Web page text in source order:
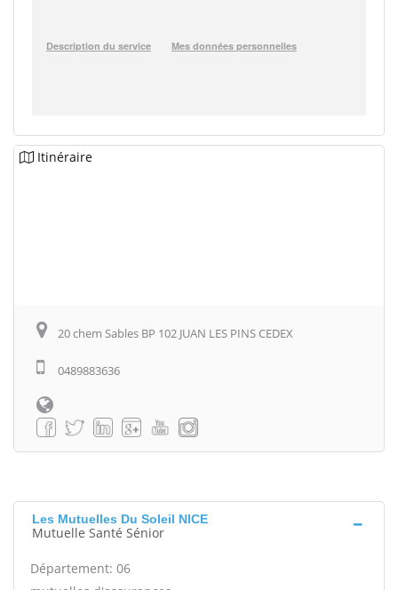
Itinéraire
20 chem Sables BP 102 JUAN LES PINS CEDEX
0489883636
Les Mutuelles Du Soleil NICE
Mutuelle Santé Sénior
Département: 06